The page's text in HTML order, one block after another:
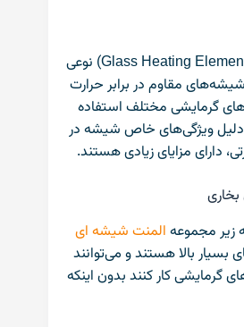
مقاوم در برابر حرارت
گرمایشی مختلف استفاده
ویژگی‌های خاص شیشه در
دارای مزایای زیادی هستند.
زیر مجموعه المنت شیشه ای
بالا هستند و می‌توانند
گرمایشی کار کنند بدون اینکه